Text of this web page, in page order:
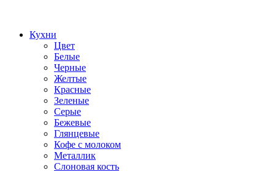
Кухни
Цвет
Белые
Черные
Желтые
Красные
Зеленые
Серые
Бежевые
Глянцевые
Кофе с молоком
Металлик
Слоновая кость